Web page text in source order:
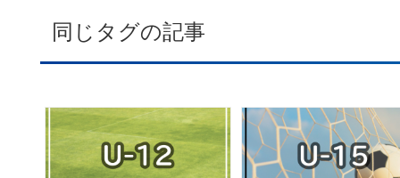
同じタグの記事